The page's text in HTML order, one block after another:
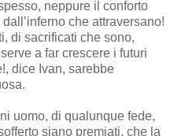
neppure il conforto
che attraversano!
di sacrificati che sono,
a far crescere i futuri
dice Ivan, sarebbe
uomo, di qualunque fede,
siano premiati, che la